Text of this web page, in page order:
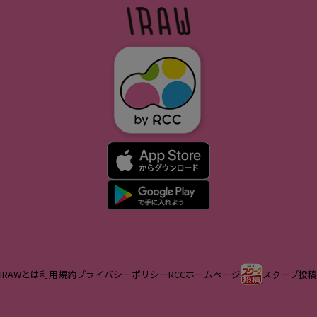
IRAWとは利用規約プライバシーポリシーRCCホームページ スクープ投稿